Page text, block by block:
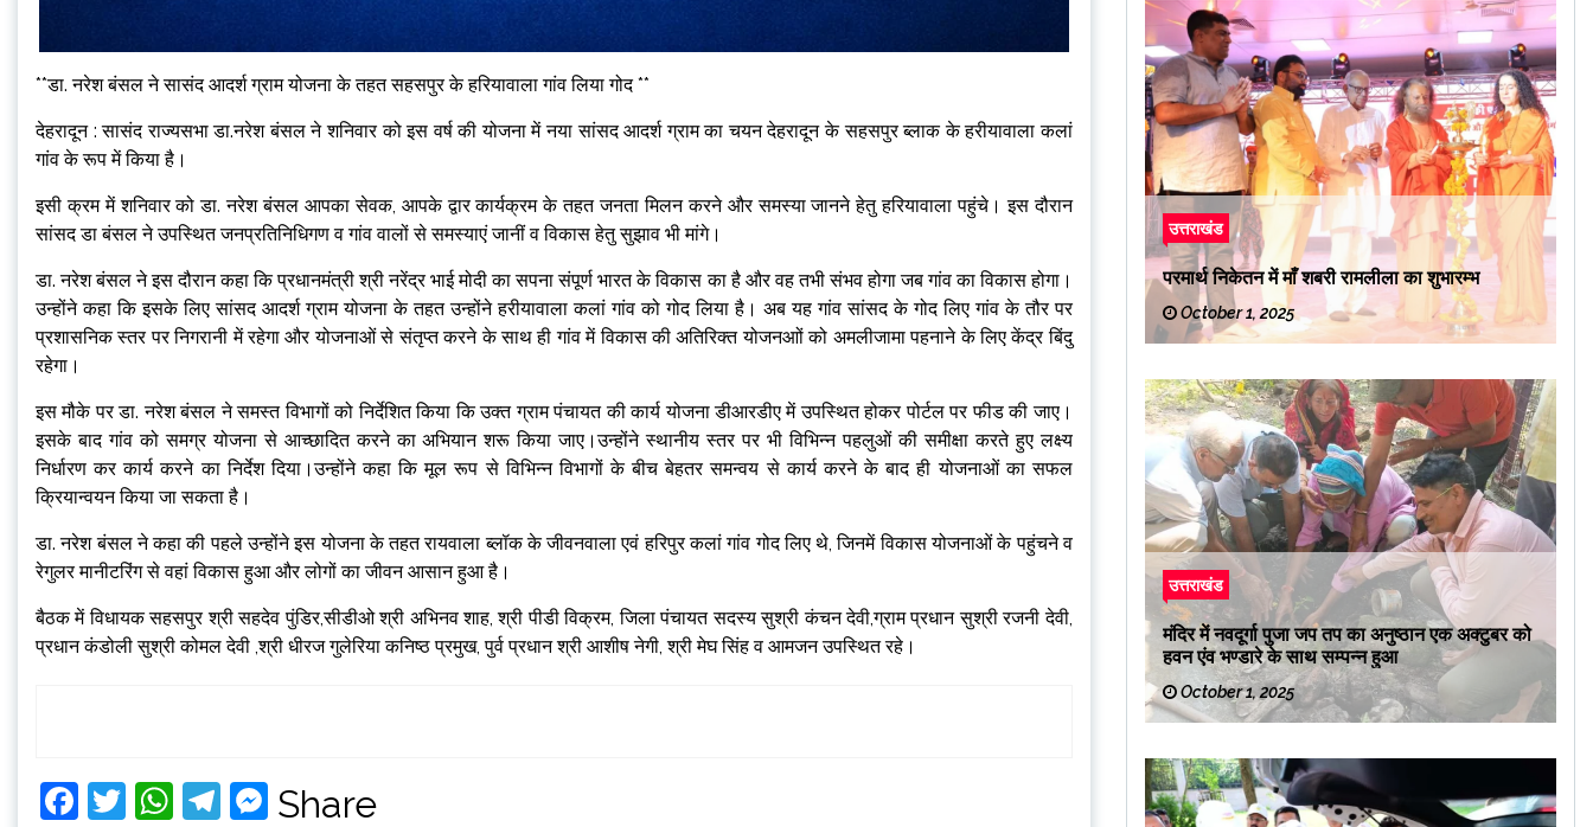
**डा. नरेश बंसल ने सासंद आदर्श ग्राम योजना के तहत सहसपुर के हरियावाला गांव लिया गोद **
देहरादून : सासंद राज्यसभा डा.नरेश बंसल ने शनिवार को इस वर्ष की योजना में नया सांसद आदर्श ग्राम का चयन देहरादून के सहसपुर ब्लाक के हरीयावाला कलां
गांव के रूप में किया है।
इसी क्रम में शनिवार को डा. नरेश बंसल आपका सेवक, आपके द्वार कार्यक्रम के तहत जनता मिलन करने और समस्या जानने हेतु हरियावाला पहुंचे। इस दौरान
सांसद डा बंसल ने उपस्थित जनप्रतिनिधिगण व गांव वालों से समस्याएं जानीं व विकास हेतु सुझाव भी मांगे।
डा. नरेश बंसल ने इस दौरान कहा कि प्रधानमंत्री श्री नरेंद्र भाई मोदी का सपना संपूर्ण भारत के विकास का है और वह तभी संभव होगा जब गांव का विकास होगा।
उन्होंने कहा कि इसके लिए सांसद आदर्श ग्राम योजना के तहत उन्होंने हरीयावाला कलां गांव को गोद लिया है। अब यह गांव सांसद के गोद लिए गांव के तौर पर
प्रशासनिक स्‍तर पर निगरानी में रहेगा और योजनाओं से संतृप्‍त करने के साथ ही गांव में विकास की अतिरिक्‍त योजनआों को अमलीजामा पहनाने के लिए केंद्र बिंदु
रहेगा।
इस मौके पर डा. नरेश बंसल ने समस्त विभागों को निर्देशित किया कि उक्त ग्राम पंचायत की कार्य योजना डीआरडीए में उपस्थित होकर पोर्टल पर फीड की जाए।
इसके बाद गांव को समग्र योजना से आच्छादित करने का अभियान शरू किया जाए।उन्होंने स्थानीय स्तर पर भी विभिन्न पहलुओं की समीक्षा करते हुए लक्ष्य
निर्धारण कर कार्य करने का निर्देश दिया।उन्होंने कहा कि मूल रूप से विभिन्न विभागों के बीच बेहतर समन्वय से कार्य करने के बाद ही योजनाओं का सफल
क्रियान्वयन किया जा सकता है।
डा. नरेश बंसल ने कहा की पहले उन्होंने इस योजना के तहत रायवाला ब्लॉक के जीवनवाला एवं हरिपुर कलां गांव गोद लिए थे, जिनमें विकास योजनाओं के पहुंचने व
रेगुलर मानीटरिंग से वहां विकास हुआ और लोगों का जीवन आसान हुआ है।
बैठक में विधायक सहसपुर श्री सहदेव पुंडिर,सीडीओ श्री अभिनव शाह, श्री पीडी विक्रम, जिला पंचायत सदस्य सुश्री कंचन देवी,ग्राम प्रधान सुश्री रजनी देवी,
प्रधान कंडोली सुश्री कोमल देवी ,श्री धीरज गुलेरिया कनिष्ठ प्रमुख, पुर्व प्रधान श्री आशीष नेगी, श्री मेघ सिंह व आमजन उपस्थित रहे।
Facebook
Twitter
WhatsApp
Telegram
Messenger
Share
उत्तराखंड
परमार्थ निकेतन में माँ शबरी रामलीला का शुभारम्भ
October 1, 2025
उत्तराखंड
मंदिर में नवदूर्गा पुजा जप तप का अनुष्ठान एक अक्टुबर को
हवन एंव भण्डारे के साथ सम्पन्न हुआ
October 1, 2025